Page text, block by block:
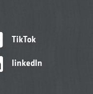
TikTok
linkedIn